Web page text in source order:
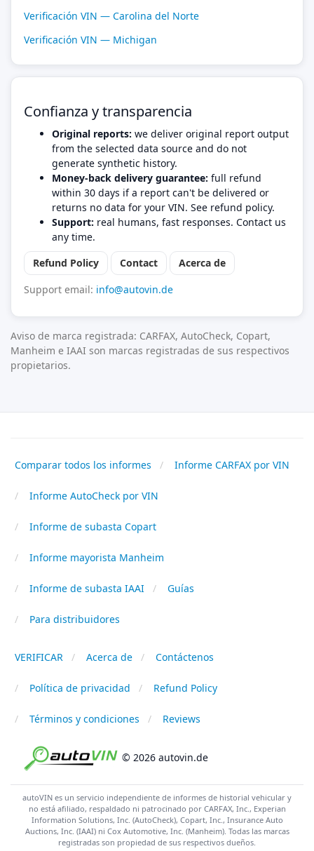
Verificación VIN — Carolina del Norte
Verificación VIN — Michigan
Confianza y transparencia
Original reports: we deliver original report output
from the selected data source and do not
generate synthetic history.
Money-back delivery guarantee: full refund
within 30 days if a report can't be delivered or
returns no data for your VIN. See refund policy.
Support: real humans, fast responses. Contact us
any time.
Refund Policy
Contact
Acerca de
Support email: info@autovin.de
Aviso de marca registrada: CARFAX, AutoCheck, Copart,
Manheim e IAAI son marcas registradas de sus respectivos
propietarios.
Comparar todos los informes Informe CARFAX por VIN
Informe AutoCheck por VIN
Informe de subasta Copart
Informe mayorista Manheim
Informe de subasta IAAI Guías
Para distribuidores
VERIFICAR Acerca de Contáctenos
Política de privacidad Refund Policy
Términos y condiciones Reviews
© 2026 autovin.de
autoVIN es un servicio independiente de informes de historial vehicular y
no está afiliado, respaldado ni patrocinado por CARFAX, Inc., Experian
Information Solutions, Inc. (AutoCheck), Copart, Inc., Insurance Auto
Auctions, Inc. (IAAI) ni Cox Automotive, Inc. (Manheim). Todas las marcas
registradas son propiedad de sus respectivos dueños.